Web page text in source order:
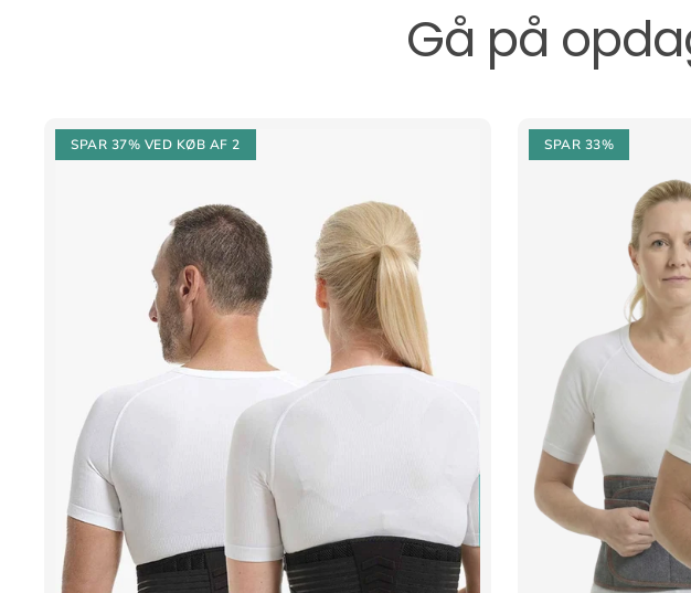
Gå på
SPAR 37% VED KØB AF 2 SPAR 33%